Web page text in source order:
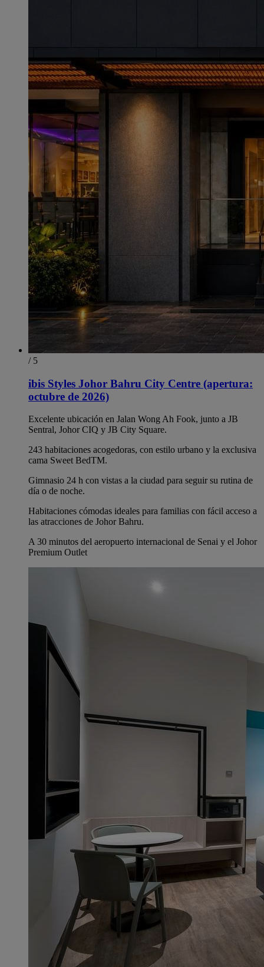
/ 5
ibis Styles Johor Bahru City Centre (apertura:
octubre de 2026)
Excelente ubicación en Jalan Wong Ah Fook, junto a JB
Sentral, Johor CIQ y JB City Square.
243 habitaciones acogedoras, con estilo urbano y la exclusiva
cama Sweet BedTM.
Gimnasio 24 h con vistas a la ciudad para seguir su rutina de
día o de noche.
Habitaciones cómodas ideales para familias con fácil acceso a
las atracciones de Johor Bahru.
A 30 minutos del aeropuerto internacional de Senai y el Johor
Premium Outlet